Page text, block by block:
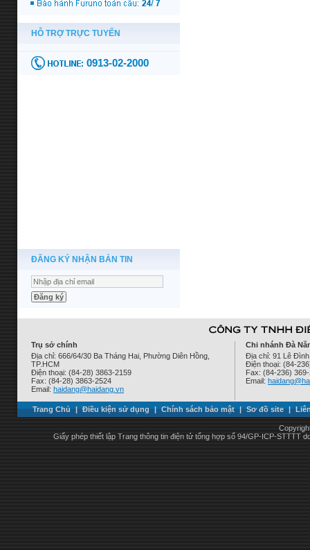
ĐĂNG KÝ NHẬN BẢN TIN
Trụ sở chính
Địa chỉ: 666/64/30 Ba Tháng Hai, Phường Diên Hồng,
TP.HCM
Điện thoại: (84-28) 3863-2159
Fax: (84-28) 3863-2524
Email: haidang@haidang.vn
Chi nhánh Đà
Địa chỉ: 91 Lê
Điện thoại: (84-
Fax: (84-236)
Email:
Trang Chủ | Điều kiện sử dụng | Chính sách bảo mật | Sơ đồ site |
Giấy phép thiết lập Trang thông tin điện tử tổng hợp số 94/GP-ICP-STTTT